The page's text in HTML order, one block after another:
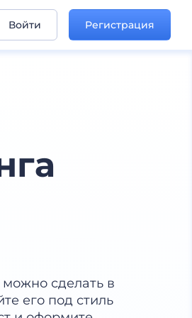
Войти Регистрация
сделать в
его под стиль